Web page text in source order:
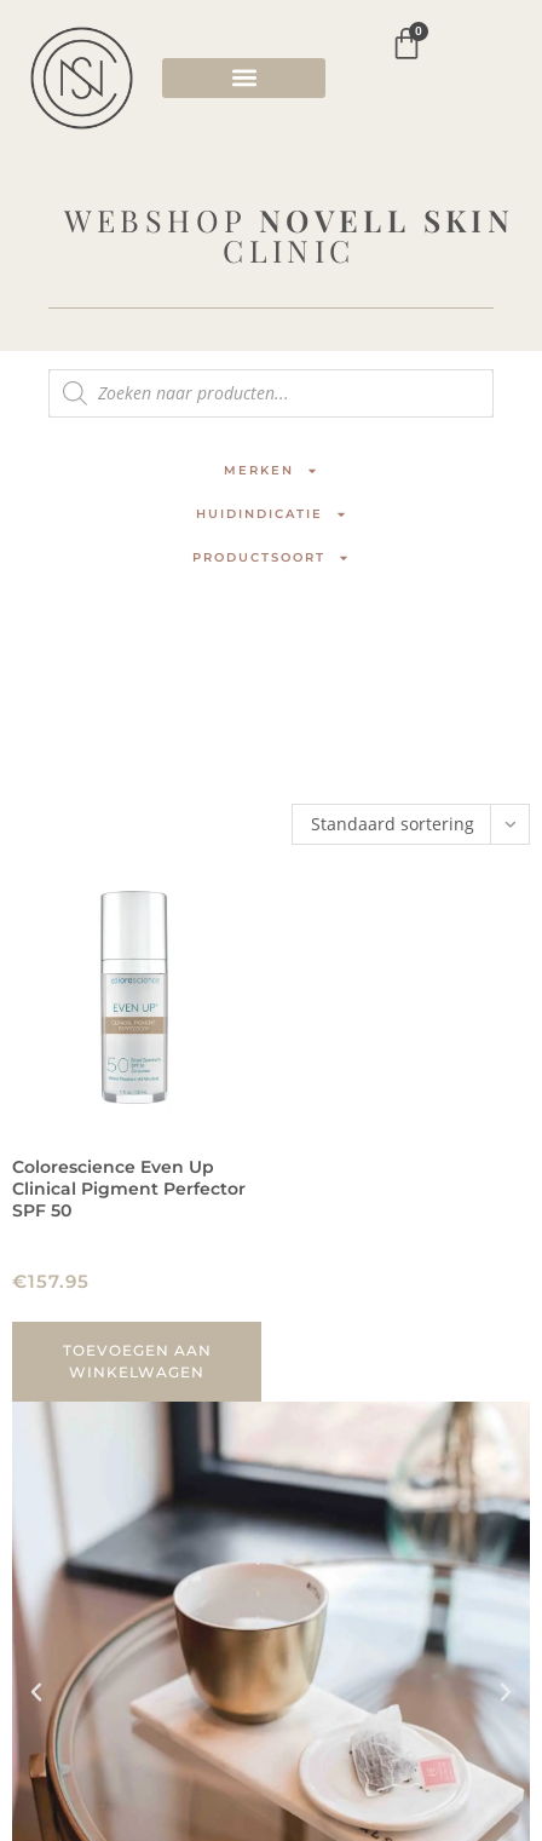
0
WEBSHOP NOVELL SKIN
CLINIC
MERKEN
HUIDINDICATIE
PRODUCTSOORT
Standaard sortering
Colorescience Even Up
Clinical Pigment Perfector
SPF 50
€157.95
TOEVOEGEN AAN
WINKELWAGEN